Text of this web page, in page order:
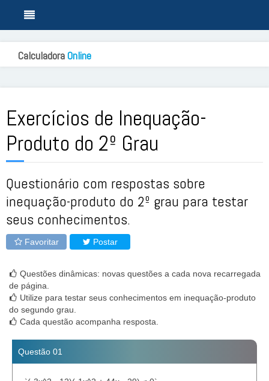
CalculadoraOnline
Exercícios de Inequação-
Produto do 2º Grau
Questionário com respostas sobre
inequação-produto do 2º grau para testar
seus conhecimentos.
Favoritar Postar
Questões dinâmicas: novas questões a cada nova recarregada
de página.
Utilize para testar seus conhecimentos em inequação-produto
do segundo grau.
Cada questão acompanha resposta.
Questão 01